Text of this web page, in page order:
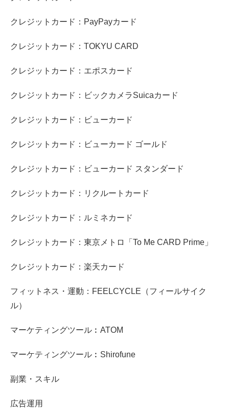
クレジットカード：PayPayカード
クレジットカード：TOKYU CARD
クレジットカード：エポスカード
クレジットカード：ビックカメラSuicaカード
クレジットカード：ビューカード
クレジットカード：ビューカード ゴールド
クレジットカード：ビューカード スタンダード
クレジットカード：リクルートカード
クレジットカード：ルミネカード
クレジットカード：東京メトロ「To Me CARD Prime」
クレジットカード：楽天カード
フィットネス・運動：FEELCYCLE（フィールサイク
ル）
マーケティングツール︰ATOM
マーケティングツール︰Shirofune
副業・スキル
広告運用